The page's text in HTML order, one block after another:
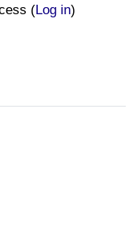
(Log in)